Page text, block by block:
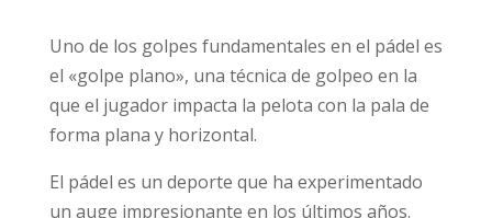
Uno de los golpes fundamentales en el pádel es
el «golpe plano», una técnica de golpeo en la
que el jugador impacta la pelota con la pala de
forma plana y horizontal.
El pádel es un deporte que ha experimentado
un auge impresionante en los últimos años.